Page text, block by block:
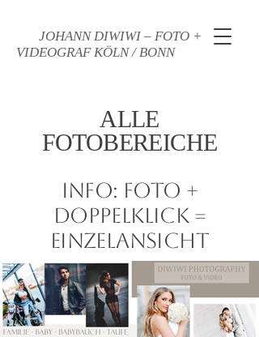
JOHANN DIWIWI – FOTO +
VIDEOGRAF KÖLN / BONN
ALLE
FOTOBEREICHE
INFO: FOTO +
DOPPELKLICK =
EINZELANSICHT